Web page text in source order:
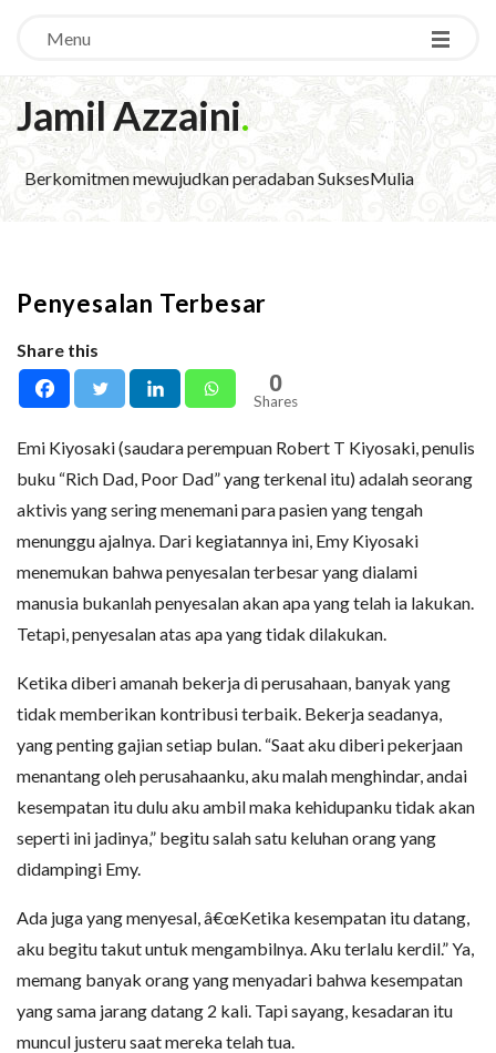
Menu
Jamil Azzaini.
Berkomitmen mewujudkan peradaban SuksesMulia
Penyesalan Terbesar
Share this
0
Shares
Emi Kiyosaki (saudara perempuan Robert T Kiyosaki, penulis
buku “Rich Dad, Poor Dad” yang terkenal itu) adalah seorang
aktivis yang sering menemani para pasien yang tengah
menunggu ajalnya. Dari kegiatannya ini, Emy Kiyosaki
menemukan bahwa penyesalan terbesar yang dialami
manusia bukanlah penyesalan akan apa yang telah ia lakukan.
Tetapi, penyesalan atas apa yang tidak dilakukan.
Ketika diberi amanah bekerja di perusahaan, banyak yang
tidak memberikan kontribusi terbaik. Bekerja seadanya,
yang penting gajian setiap bulan. “Saat aku diberi pekerjaan
menantang oleh perusahaanku, aku malah menghindar, andai
kesempatan itu dulu aku ambil maka kehidupanku tidak akan
seperti ini jadinya,” begitu salah satu keluhan orang yang
didampingi Emy.
Ada juga yang menyesal, â€œKetika kesempatan itu datang,
aku begitu takut untuk mengambilnya. Aku terlalu kerdil.” Ya,
memang banyak orang yang menyadari bahwa kesempatan
yang sama jarang datang 2 kali. Tapi sayang, kesadaran itu
muncul justeru saat mereka telah tua.